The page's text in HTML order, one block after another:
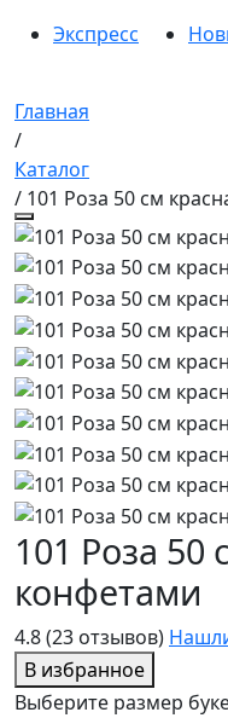
Экспресс
Главная
/
Каталог
/ 101 Роза 50 см
4.8(23 отзывов)
В избранное
101 Роза 50
конфетами
Выберите размер